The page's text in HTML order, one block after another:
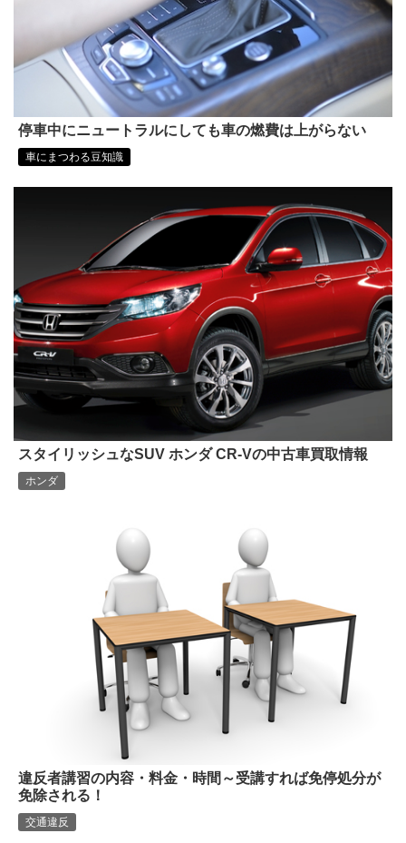
停車中にニュートラルにしても車の燃費は上がらない
車にまつわる豆知識
スタイリッシュなSUV ホンダ CR-Vの中古車買取情報
ホンダ
違反者講習の内容・料金・時間～受講すれば免停処分が
免除される！
交通違反